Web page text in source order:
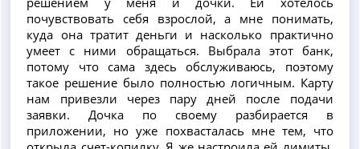
почувствовать себя взрослой, а мне понимать,
куда она тратит деньги и насколько практично
умеет с ними обращаться. Выбрала этот банк,
потому что сама здесь обслуживаюсь, поэтому
такое решение было полностью логичным. Карту
нам привезли через пару дней после подачи
заявки. Дочка по своему разбирается в
приложении, но уже похвасталась мне тем, что